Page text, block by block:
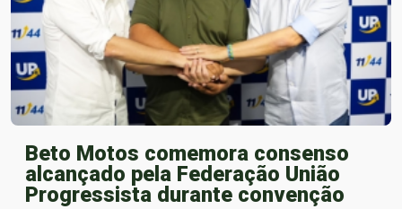
Beto Motos comemora consenso
alcançado pela Federação União
Progressista durante convenção